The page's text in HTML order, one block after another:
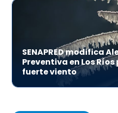
SENAPRED modifica
Preventiva en Los
fuerte viento